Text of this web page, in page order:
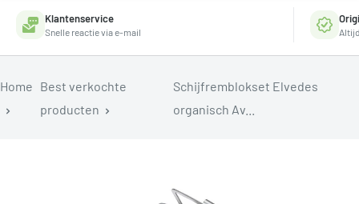
Klantenservice
Snelle reactie via e-mail
Home Best verkochte
producten
Schijfremblokset Elvedes
organisch Av...